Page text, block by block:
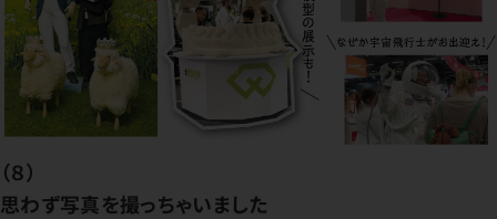
（８）
思わず写真を撮っちゃいました